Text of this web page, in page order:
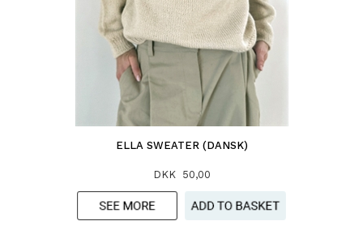
ELLA SWEATER (DANSK)
DKK 50,00